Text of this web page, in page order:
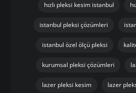
hızlı pleksi kesim istanbul
istanbul pleksi çözümleri
istanbul özel ölçü pleksi
kurumsal pleksi çözümleri
lazer pleksi kesim lazer